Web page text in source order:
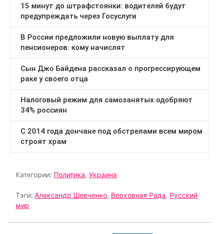
Категории: Политика, Украина
Тэги: Александр Шевченко, Верховная Рада, Русский
мир